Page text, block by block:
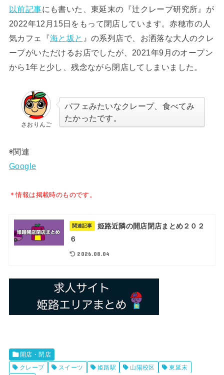
以前記事にも書いた、東延末の『辻クレープ研究所』が
2022年12月15日をもって閉店しています。赤穂市の人
気カフェ『海と坂と 』の系列店で、お洒落な大人のクレ
ープがいただけるお店でしたが、2021年9月のオープン
から1年と少し、残念ながら閉店してしまいました。
さおりんご
パフェみたいなクレープ、食べてみ
たかったです。
◉関連
Google
＊情報は掲載時のものです。
関連記事
姫路近隣の開店閉店まとめ２０２
６
2026.08.04
開店・閉店
クレープ
スイーツ 姫路駅 山陽校区
東延末